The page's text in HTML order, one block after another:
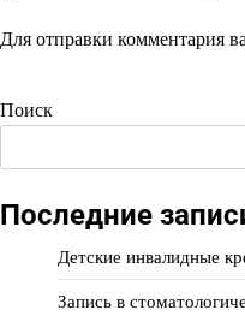
Для отправки комментария
Поиск
Последние
Детские инвалидные
Запись в